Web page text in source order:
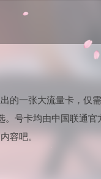
的一张大流量卡，仅
。号卡均由中国联通官
容吧。